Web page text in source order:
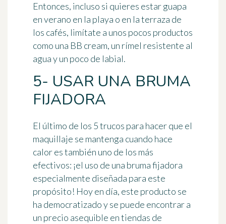
Entonces, incluso si quieres estar guapa
en verano en la playa o en la terraza de
los cafés, limítate a unos pocos productos
como una BB cream, un rímel resistente al
agua y un poco de labial.
5- USAR UNA BRUMA
FIJADORA
El último de los 5 trucos para hacer que el
maquillaje se mantenga cuando hace
calor es también uno de los más
efectivos: ¡el uso de una bruma fijadora
especialmente diseñada para este
propósito! Hoy en día, este producto se
ha democratizado y se puede encontrar a
un precio asequible en tiendas de